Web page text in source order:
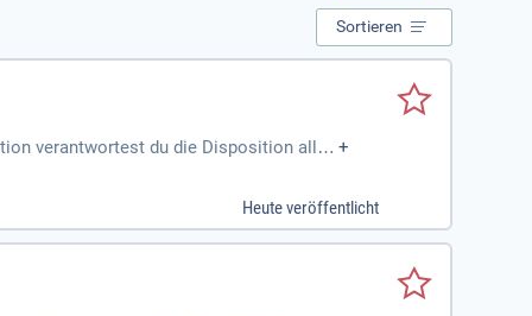
Sortieren
verantwortest du die Disposition aller
im Warenwirtschaftssyst
Projekte. Fachlich bringst du
Arbeitsbedingungen, eine frisch
dich jetzt für eine Karriere bei LUISA C
+
Heute veröffentlicht